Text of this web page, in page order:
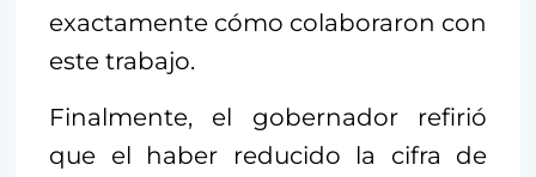
exactamente cómo colaboraron con
este trabajo.
Finalmente, el gobernador refirió
que el haber reducido la cifra de